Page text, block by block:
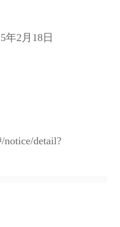
日
notice/detail?